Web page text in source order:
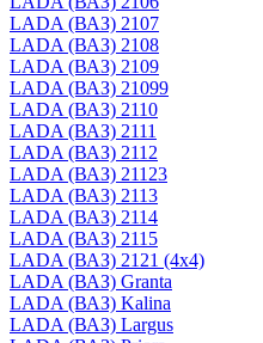
LADA (ВАЗ) 2107
LADA (ВАЗ) 2108
LADA (ВАЗ) 2109
LADA (ВАЗ) 21099
LADA (ВАЗ) 2110
LADA (ВАЗ) 2111
LADA (ВАЗ) 2112
LADA (ВАЗ) 21123
LADA (ВАЗ) 2113
LADA (ВАЗ) 2114
LADA (ВАЗ) 2115
LADA (ВАЗ) 2121 (4x4)
LADA (ВАЗ) Granta
LADA (ВАЗ) Kalina
LADA (ВАЗ) Largus